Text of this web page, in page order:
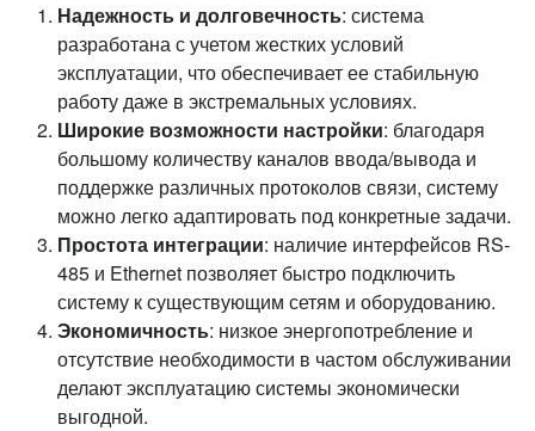
Надежность и долговечность: система
разработана с учетом жестких условий
эксплуатации, что обеспечивает ее стабильную
работу даже в экстремальных условиях.
Широкие возможности настройки: благодаря
большому количеству каналов ввода/вывода и
поддержке различных протоколов связи, систему
можно легко адаптировать под конкретные задачи.
Простота интеграции: наличие интерфейсов RS-
485 и Ethernet позволяет быстро подключить
систему к существующим сетям и оборудованию.
Экономичность: низкое энергопотребление и
отсутствие необходимости в частом обслуживании
делают эксплуатацию системы экономически
выгодной.